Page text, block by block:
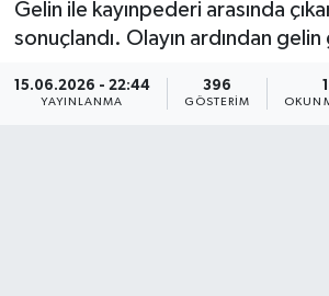
Gelin ile kayınpederi arasında
sonuçlandı. Olayın ardından gelin
15.06.2026 - 22:44
YAYINLANMA
396
GÖSTERIM
KÜLTÜR SANAT
YAŞAM
SARIGÖL
SARUHANLI
KÖPRÜBAŞI
KULA
EKONOMİ
EĞİTİM